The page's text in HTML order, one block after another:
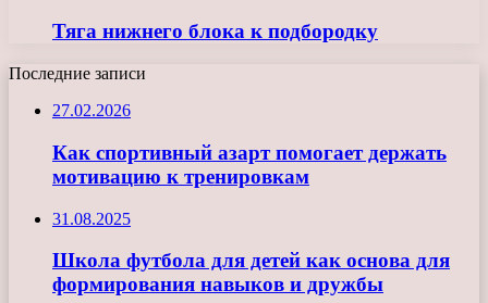
Тяга нижнего блока к подбородку
Последние записи
27.02.2026
Как спортивный азарт помогает держать
мотивацию к тренировкам
31.08.2025
Школа футбола для детей как основа для
формирования навыков и дружбы